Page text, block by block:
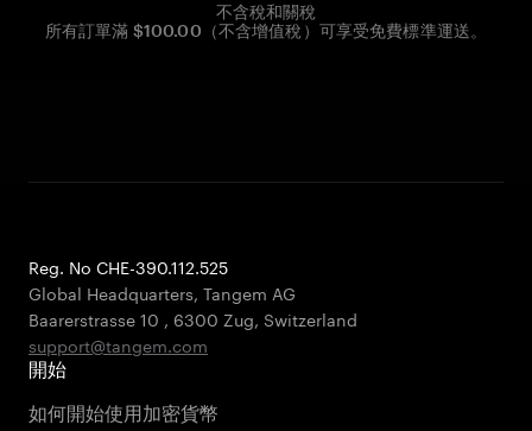
不含稅和關稅
所有訂單滿 $100.00（不含增值稅）可享受免費標準運送。
Reg. No CHE-390.112.525
Global Headquarters, Tangem AG
Baarerstrasse 10 , 6300 Zug, Switzerland
support@tangem.com
開始
如何開始使用加密貨幣